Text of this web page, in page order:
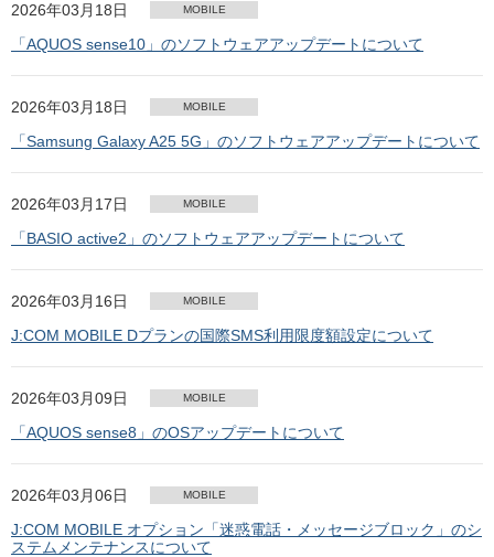
2026年03月18日 MOBILE
「AQUOS sense10」のソフトウェアアップデートについて
2026年03月18日 MOBILE
「Samsung Galaxy A25 5G」のソフトウェアアップデートについて
2026年03月17日 MOBILE
「BASIO active2」のソフトウェアアップデートについて
2026年03月16日 MOBILE
J:COM MOBILE Dプランの国際SMS利用限度額設定について
2026年03月09日 MOBILE
「AQUOS sense8」のOSアップデートについて
2026年03月06日 MOBILE
J:COM MOBILE オプション「迷惑電話・メッセージブロック」のシ
ステムメンテナンスについて